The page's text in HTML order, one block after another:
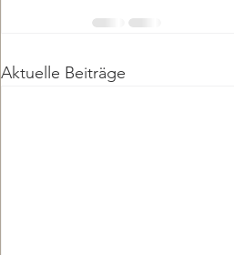
Aktuelle Beiträge